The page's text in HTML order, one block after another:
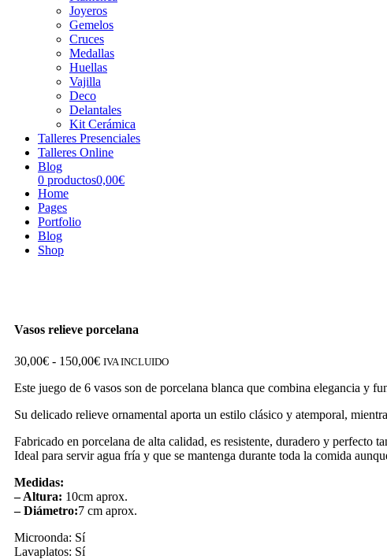
Joyeros
Gemelos
Cruces
Medallas
Huellas
Vajilla
Deco
Delantales
Kit Cerámica
Talleres Presenciales
Talleres Online
Blog
0 productos0,00€
Home
Pages
Portfolio
Blog
Shop
Vasos relieve porcelana
30,00€ - 150,00€Rango
precios:
30,00€
150,00€
IVA INCLUIDO
Este juego de 6 vasos son de porcelana blanca que combina elegancia y
Su delicado relieve ornamental aporta un estilo clásico y atemporal,
Fabricado en porcelana de alta calidad, es resistente, duradero y perfecto
Ideal para servir agua fría y que se mantenga durante toda la comida
Medidas:
– Altura: 10cm aprox.
– Diámetro:7 cm aprox.
Microonda: Sí
Lavaplatos: Sí